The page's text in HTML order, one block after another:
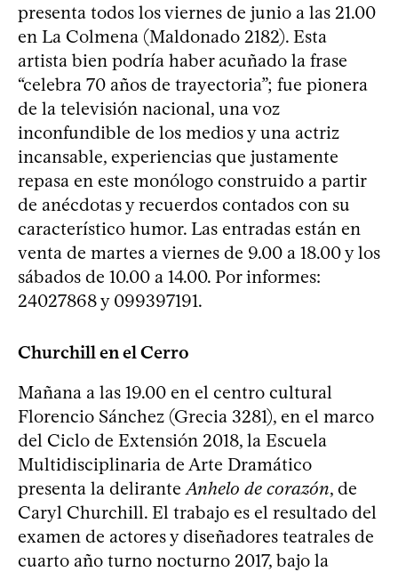
presenta todos los viernes de junio a las 21.00
en La Colmena (Maldonado 2182). Esta
artista bien podría haber acuñado la frase
“celebra 70 años de trayectoria”; fue pionera
de la televisión nacional, una voz
inconfundible de los medios y una actriz
incansable, experiencias que justamente
repasa en este monólogo construido a partir
de anécdotas y recuerdos contados con su
característico humor. Las entradas están en
venta de martes a viernes de 9.00 a 18.00 y los
sábados de 10.00 a 14.00. Por informes:
24027868 y 099397191.
Churchill en el Cerro
Mañana a las 19.00 en el centro cultural
Florencio Sánchez (Grecia 3281), en el marco
del Ciclo de Extensión 2018, la Escuela
Multidisciplinaria de Arte Dramático
presenta la delirante Anhelo de corazón, de
Caryl Churchill. El trabajo es el resultado del
examen de actores y diseñadores teatrales de
cuarto año turno nocturno 2017, bajo la